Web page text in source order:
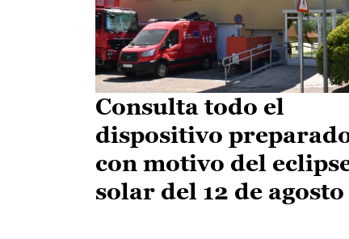
Consulta todo el
dispositivo
con motivo del
solar del 12 de agosto